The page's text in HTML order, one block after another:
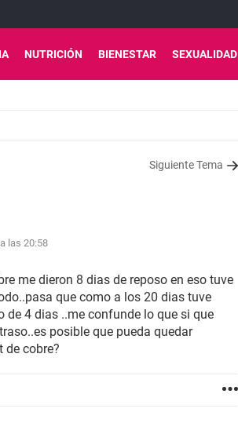
NUTRICIÓN BIENESTAR SEXUALIDAD
Siguiente Tema
las 20:58
me dieron 8 dias de reposo en eso tuve
que como a los 20 dias tuve
de 4 dias ..me confunde lo que si que
posible que pueda quedar
de cobre?